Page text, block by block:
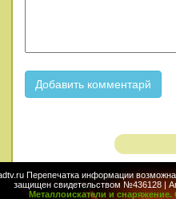
Перепечатка информации возможна
защищен свидетельством №436128 |
Металлоискатели и